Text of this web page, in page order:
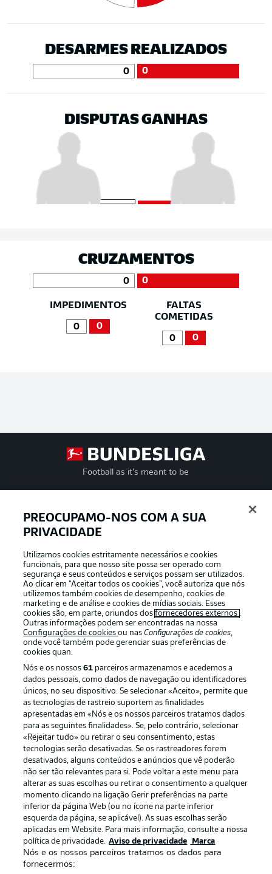
DESARMES REALIZADOS
0 0
DISPUTAS GANHAS
CRUZAMENTOS
0 0
IMPEDIMENTOS
0 0
FALTAS
COMETIDAS
0 0
Football as it’s meant to be
APLICATIVO DA BUNDESLIGA
Oferecido por
Publicidade Avisos legais
Gerir preferências Aviso de privacidade
Trabalhe conosco
Marca Contato
Jogadores
PREOCUPAMO-NOS COM A SUA
PRIVACIDADE
Utilizamos cookies estritamente necessários e cookies
funcionais, para que nosso site possa ser operado com
segurança e seus conteúdos e serviços possam ser utilizados.
Ao clicar em “Aceitar todos os cookies”, você autoriza que nós
utilizemos também cookies de desempenho, cookies de
marketing e de análise e cookies de mídias sociais. Esses
cookies são, em parte, oriundos dosfornecedores externos .
Outras informações podem ser encontradas na nossa
Configurações de cookiesou nasConfigurações de cookies,
onde você também pode gerenciar suas preferências de
cookies quan.
Nós e os nossos61 parceiros armazenamos e acedemos a
dados pessoais, como dados de navegação ou identificadores
únicos, no seu dispositivo. Se selecionar «Aceito», permite que
as tecnologias de rastreio suportem as finalidades
apresentadas em «Nós e os nossos parceiros tratamos dados
para as seguintes finalidades». Se, pelo contrário, selecionar
«Rejeitar tudo» ou retirar o seu consentimento, estas
tecnologias serão desativadas. Se os rastreadores forem
desativados, alguns conteúdos e anúncios que vê poderão
não ser tão relevantes para si. Pode voltar a este menu para
alterar as suas escolhas ou retirar o consentimento a qualquer
momento clicando na ligação Gerir preferências na parte
inferior da página Web (ou no ícone na parte inferior
esquerda da página, se aplicável). As suas escolhas serão
aplicadas em Website. Para mais informação, consulte a nossa
política de privacidade. Aviso de privacidade Marca
Nós e os nossos parceiros tratamos os dados para
fornecermos: